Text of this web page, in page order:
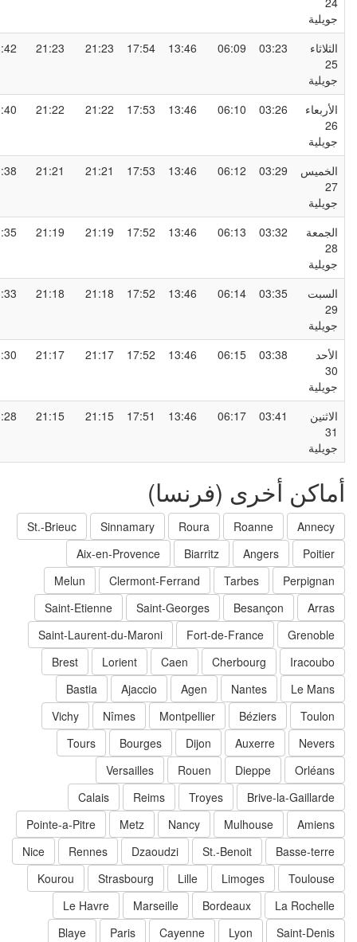
03:23
06:09
13:46
17:54
21:23
21:23
23:42
03:26
06:10
13:46
17:53
21:22
21:22
23:40
03:29
06:12
13:46
17:53
21:21
21:21
23:38
03:32
06:13
13:46
17:52
21:19
21:19
23:35
03:35
06:14
13:46
17:52
21:18
21:18
23:33
03:38
06:15
13:46
17:52
21:17
21:17
23:30
03:41
06:17
13:46
17:51
21:15
21:15
23:28
أخرى (فرنسا)
Annecy
Roanne
Roura
Sinnamary
St.-Brieuc
Poitier
Angers
Biarritz
Aix-en-Provence
Perpignan
Tarbes
Clermont-Ferrand
Melun
Arras
Besançon
Saint-Georges
Saint-Etienne
Grenoble
Fort-de-France
Saint-Laurent-du-Maroni
Iracoubo
Cherbourg
Caen
Lorient
Brest
Le Mans
Nantes
Agen
Ajaccio
Bastia
Toulon
Béziers
Montpellier
Nîmes
Vichy
Nevers
Auxerre
Dijon
Bourges
Tours
Orléans
Dieppe
Rouen
Versailles
Brive-la-Gaillarde
Troyes
Reims
Calais
Amiens
Mulhouse
Nancy
Metz
Pointe-a-Pitre
Basse-terre
St.-Benoit
Dzaoudzi
Rennes
Nice
Toulouse
Limoges
Strasbourg
Kourou
La Rochelle
Bordeaux
Marseille
Le Havre
Saint-Denis
Lyon
Cayenne
Paris
Blaye